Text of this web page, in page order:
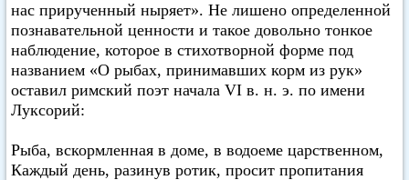
нас прирученный ныряет». Не лишено определенной
познавательной ценности и такое довольно тонкое
наблюдение, которое в стихотворной форме под
названием «О рыбах, принимавших корм из рук»
оставил римский поэт начала VI в. н. э. по имени
Луксорий:
Рыба, вскормленная в доме, в водоеме царственном,
Каждый день, разинув ротик, просит пропитания